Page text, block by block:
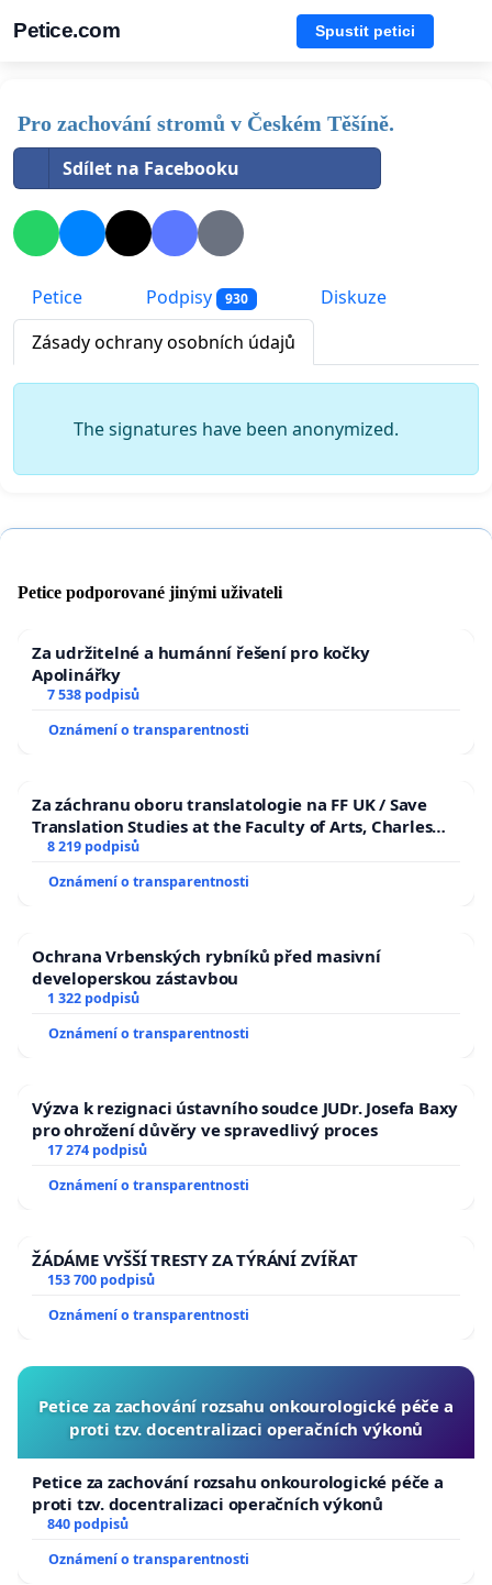
Petice.com Spustit petici
Pro zachování stromů v Českém Těšíně.
Sdílet na Facebooku
Petice Podpisy 930
Diskuze
Zásady ochrany osobních údajů
The signatures have been anonymized.
Petice podporované jinými uživateli
Za udržitelné a humánní řešení pro kočky
Apolinářky
7 538 podpisů
Oznámení o transparentnosti
Za záchranu oboru translatologie na FF UK / Save
Translation Studies at the Faculty of Arts, Charles
University
8 219 podpisů
Oznámení o transparentnosti
Ochrana Vrbenských rybníků před masivní
developerskou zástavbou
1 322 podpisů
Oznámení o transparentnosti
Výzva k rezignaci ústavního soudce JUDr. Josefa Baxy
pro ohrožení důvěry ve spravedlivý proces
17 274 podpisů
Oznámení o transparentnosti
ŽÁDÁME VYŠŠÍ TRESTY ZA TÝRÁNÍ ZVÍŘAT
153 700 podpisů
Oznámení o transparentnosti
Petice za zachování rozsahu onkourologické péče a
proti tzv. docentralizaci operačních výkonů
Petice za zachování rozsahu onkourologické péče a
proti tzv. docentralizaci operačních výkonů
840 podpisů
Oznámení o transparentnosti